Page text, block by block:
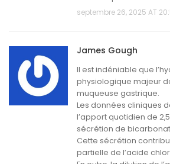
septembre 26, 2025 AT
James Gough
Il est indéniable que
physiologique majeur
muqueuse gastrique.
Les données cliniques
l’apport quotidien de
sécrétion de
Cette sécrétion
partielle de l’acide